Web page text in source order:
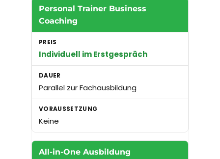
Personal Trainer Business
Coaching
Individuell im Erstgespräch
Parallel zur Fachausbildung
Keine
All-in-One Ausbildung